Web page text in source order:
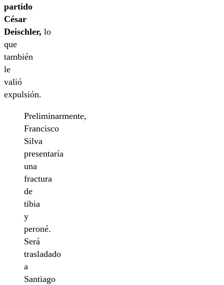
partido
César
Deischler, lo
que
también
le
valió
expulsión.
Preliminarmente,
Francisco
Silva
presentaría
una
fractura
de
tibia
y
peroné.
Será
trasladado
a
Santiago